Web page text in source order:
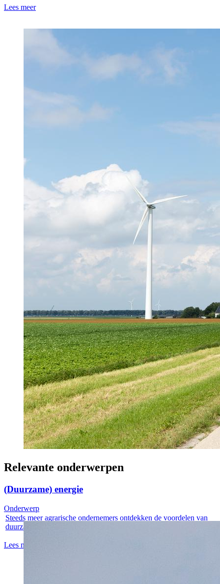
Lees meer
Relevante onderwerpen
(Duurzame) energie
Steeds meer agrarische ondernemers ontdekken de voordelen van
duurzame...
Lees meer
Onderwerp